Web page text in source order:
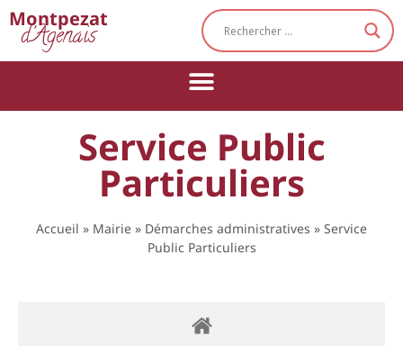
Montpezat
d'Agenais
Service Public
Particuliers
Accueil » Mairie » Démarches administratives » Service
Public Particuliers
Cookies management panel